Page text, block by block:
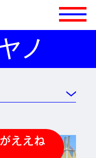
ノ
ええね